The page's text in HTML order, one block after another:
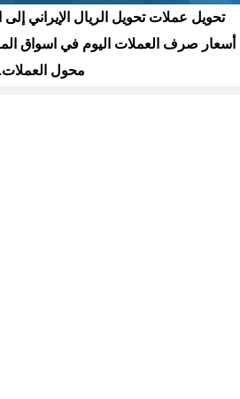
تحويل عملات تحويل الريال الإيراني
أسعار صرف العملات اليوم في اسواق
محول العملات.